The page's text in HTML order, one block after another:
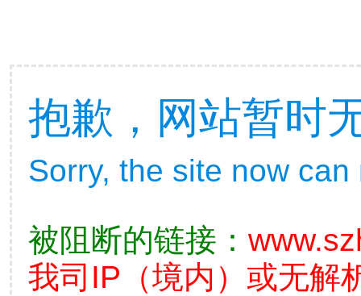
抱歉，网站暂时
Sorry, the site now
被阻断的链接：
我司IP（境内）或无解